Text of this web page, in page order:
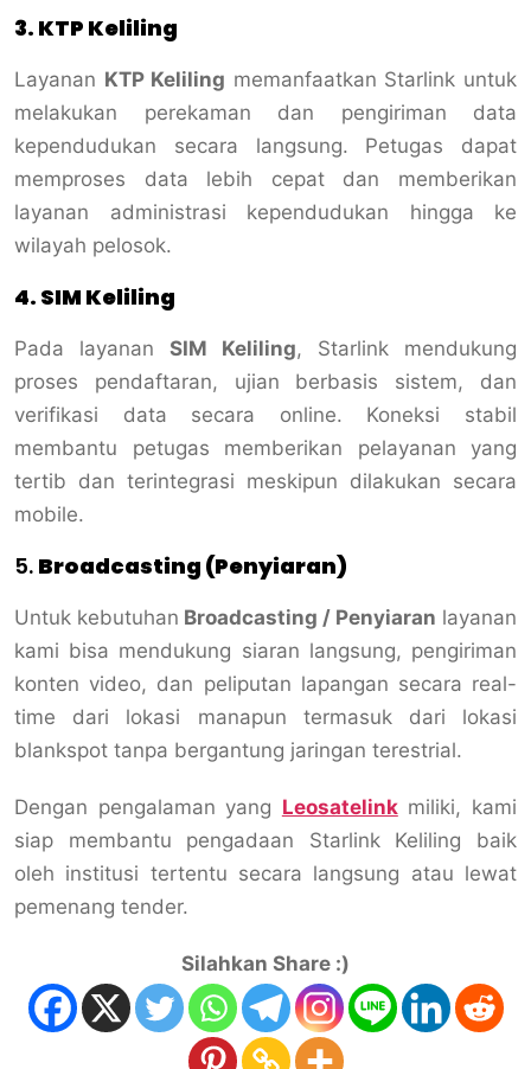
3. KTP Keliling
Layanan KTP Keliling memanfaatkan Starlink untuk
melakukan perekaman dan pengiriman data
kependudukan secara langsung. Petugas dapat
memproses data lebih cepat dan memberikan
layanan administrasi kependudukan hingga ke
wilayah pelosok.
4. SIM Keliling
Pada layanan SIM Keliling, Starlink mendukung
proses pendaftaran, ujian berbasis sistem, dan
verifikasi data secara online. Koneksi stabil
membantu petugas memberikan pelayanan yang
tertib dan terintegrasi meskipun dilakukan secara
mobile.
5. Broadcasting (Penyiaran)
Untuk kebutuhan Broadcasting / Penyiaran layanan
kami bisa mendukung siaran langsung, pengiriman
konten video, dan peliputan lapangan secara real-
time dari lokasi manapun termasuk dari lokasi
blankspot tanpa bergantung jaringan terestrial.
Dengan pengalaman yang Leosatelinkmiliki, kami
siap membantu pengadaan Starlink Keliling baik
oleh institusi tertentu secara langsung atau lewat
pemenang tender.
Silahkan Share :)